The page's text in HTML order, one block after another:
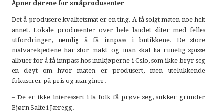
Åpner dørene for småprodusenter
Det å produsere kvalitetsmat er en ting. Å få solgt maten noe helt
annet. Lokale produsenter over hele landet sliter med felles
utfordringer, nemlig å få innpass i butikkene. De store
matvarekjedene har stor makt, og man skal ha rimelig spisse
albuer for å få innpass hos innkjøperne i Oslo, som ikke bryr seg
en døyt om hvor maten er produsert, men utelukkende
fokuserer på pris og marginer.
– De er ikke interessert i la folk få prøve seg, sukker gründer
Bjørn Salte i Jæregg.